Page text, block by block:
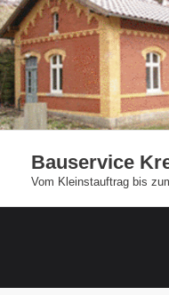
Skip
to
content
Bauservice
Vom Kleinstauftrag bis